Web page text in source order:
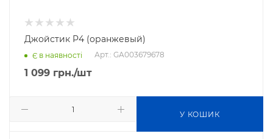
Джойстик P4 (оранжевый)
Є в наявності Арт.: GA003679678
1 099 грн./шт
У КОШИК